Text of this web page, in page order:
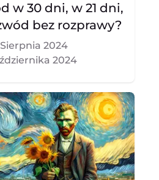
w 30 dni, w 21 dni,
bez rozprawy?
2024
2024